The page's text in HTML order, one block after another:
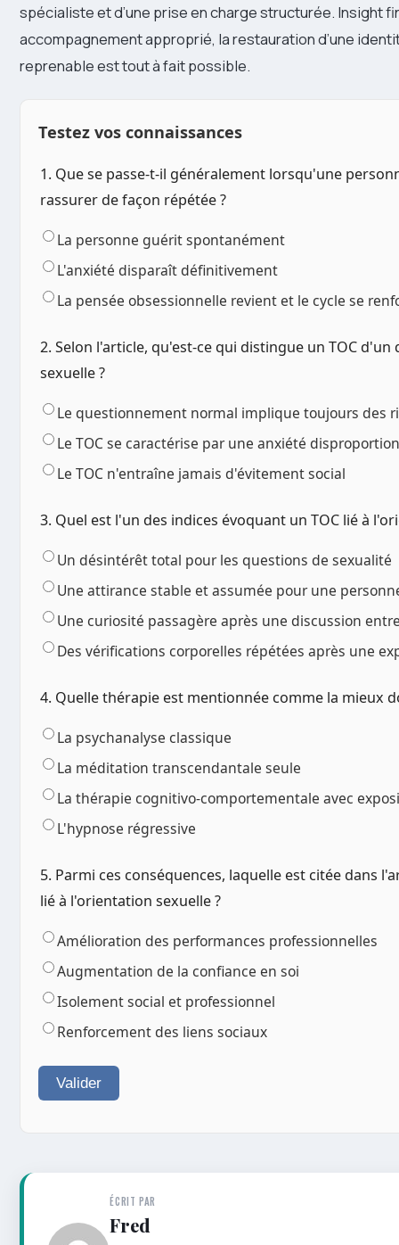
spécialiste et d’une prise en charge structurée. Insight
accompagnement approprié, la restauration d’une
reprenable est tout à fait possible.
Testez vos connaissances
1. Que se passe-t-il généralement lorsqu'une
rassurer de façon répétée ?
La personne guérit spontanément
L'anxiété disparaît définitivement
La pensée obsessionnelle revient et le cycle se
2. Selon l'article, qu'est-ce qui distingue un TOC
sexuelle ?
Le questionnement normal implique toujours des
Le TOC se caractérise par une anxiété
Le TOC n'entraîne jamais d'évitement social
3. Quel est l'un des indices évoquant un TOC lié à
Un désintérêt total pour les questions de sexualité
Une attirance stable et assumée pour une
Une curiosité passagère après une discussion
Des vérifications corporelles répétées après une
4. Quelle thérapie est mentionnée comme la mieux
La psychanalyse classique
La méditation transcendantale seule
La thérapie cognitivo-comportementale avec
L'hypnose régressive
5. Parmi ces conséquences, laquelle est citée dans
lié à l'orientation sexuelle ?
Amélioration des performances professionnelles
Augmentation de la confiance en soi
Isolement social et professionnel
Renforcement des liens sociaux
Valider
ÉCRIT PAR
Fred